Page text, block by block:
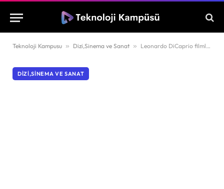
Teknoloji Kampusu » Dizi,Sinema ve Sanat » Leonardo DiCaprio filmleri hangileridir?
DIZI,SINEMA VE SANAT